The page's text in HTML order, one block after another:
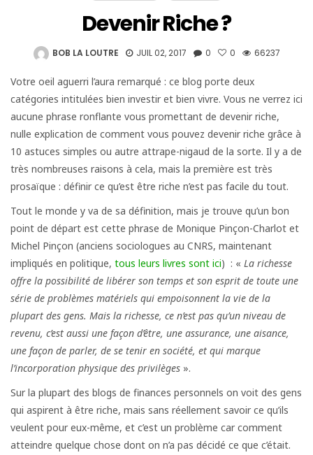
Devenir Riche ?
BOB LA LOUTRE JUIL 02, 2017 0 0 66237
Votre oeil aguerri l’aura remarqué : ce blog porte deux
catégories intitulées bien investir et bien vivre. Vous ne verrez ici
aucune phrase ronflante vous promettant de devenir riche,
nulle explication de comment vous pouvez devenir riche grâce à
10 astuces simples ou autre attrape-nigaud de la sorte. Il y a de
très nombreuses raisons à cela, mais la première est très
prosaïque : définir ce qu’est être riche n’est pas facile du tout.
Tout le monde y va de sa définition, mais je trouve qu’un bon
point de départ est cette phrase de Monique Pinçon-Charlot et
Michel Pinçon (anciens sociologues au CNRS, maintenant
impliqués en politique, tous leurs livres sont ici) : « La richesse
offre la possibilité de libérer son temps et son esprit de toute une
série de problèmes matériels qui empoisonnent la vie de la
plupart des gens. Mais la richesse, ce n’est pas qu’un niveau de
revenu, c’est aussi une façon d’être, une assurance, une aisance,
une façon de parler, de se tenir en société, et qui marque
l’incorporation physique des privilèges ».
Sur la plupart des blogs de finances personnels on voit des gens
qui aspirent à être riche, mais sans réellement savoir ce qu’ils
veulent pour eux-même, et c’est un problème car comment
atteindre quelque chose dont on n’a pas décidé ce que c’était.